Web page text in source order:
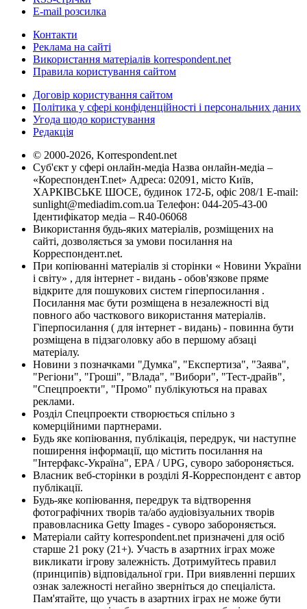
E-mail розсилка
Контакти
Реклама на сайті
Використання матеріалів korrespondent.net
Правила користування сайтом
Договір користування сайтом
Політика у сфері конфіденційності і персональних даних
Угода щодо користування
Редакція
© 2000-2026, Korrespondent.net
Суб'єкт у сфері онлайн-медіа Назва онлайн-медіа –
«КореспонденТ.net» Адреса: 02091, місто Київ,
ХАРКІВСЬКЕ ШОСЕ, будинок 172-Б, офіс 208/1 E-mail:
sunlight@mediadim.com.ua Телефон: 044-205-43-00
Ідентифікатор медіа – R40-06068
Використання будь-яких матеріалів, розміщених на
сайті, дозволяється за умови посилання на
Корреспондент.net.
При копіюванні матеріалів зі сторінки « Новини України
і світу» , для інтернет - видань - обов'язкове пряме
відкрите для пошукових систем гіперпосилання .
Посилання має бути розміщена в незалежності від
повного або часткового використання матеріалів.
Гіперпосилання ( для інтернет - видань) - повинна бути
розміщена в підзаголовку або в першому абзаці
матеріалу.
Новини з позначками "Думка", "Експертиза", "Заява",
"Регіони", "Гроші", "Влада", "Вибори", "Тест-драйв",
"Спецпроекти", "Промо" публікуються на правах
реклами.
Розділ Спецпроекти створюється спільно з
комерційними партнерами.
Будь яке копіювання, публікація, передрук, чи наступне
поширення інформації, що містить посилання на
"Інтерфакс-Україна", EPA / UPG, суворо забороняється.
Власник веб-сторінки в розділі Я-Корреспондент є автор
публікації.
Будь-яке копіювання, передрук та відтворення
фотографічних творів та/або аудіовізуальних творів
правовласника Getty Images - суворо забороняється.
Матеріали сайту korrespondent.net призначені для осіб
старше 21 року (21+). Участь в азартних іграх може
викликати ігрову залежність. Дотримуйтесь правил
(принципів) відповідальної гри. При виявленні перших
ознак залежності негайно зверніться до спеціаліста.
Пам'ятайте, що участь в азартних іграх не може бути